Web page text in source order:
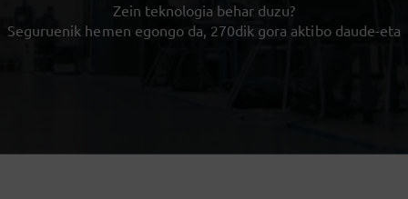
Zein teknologia behar duzu?
Seguruenik hemen egongo da, 270dik gora aktibo daude-eta